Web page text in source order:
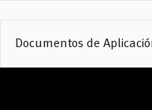
Documentos de